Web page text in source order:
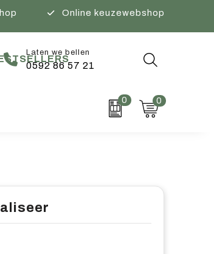
Online keuzewebshop
Laten we bellen
0592 86 57 21
0 0